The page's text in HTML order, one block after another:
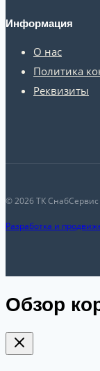
Информация
О нас
Политика
Реквизиты
© 2026 ТК СнабСервис
Разработка и
Обзор